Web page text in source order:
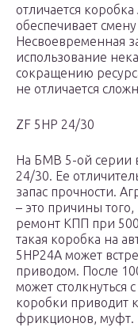
отличается
обеспечивает
Несвоевременная
использование
сокращению
не отличается
ZF 5HP 24/30
На БМВ 5-ой серии
24/30. Ее
запас прочности.
– это причины
ремонт КПП при
такая коробка на
5HP24А может
приводом. После
может столкнуться
коробки приводит
фрикционов, муфт.